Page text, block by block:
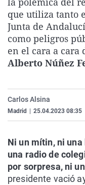
que utiliza tanto
Junta de
como peligros
en el cara a cara
Alberto Núñez
Carlos Alsina
Madrid 25.04.2023 08:35
Ni un mítin, ni
una radio de
por sorpresa, ni
presidente vació